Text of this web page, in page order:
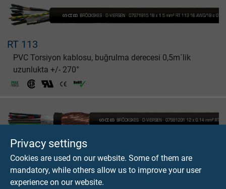
Privacy settings
Cookies are used on our website. Some of them are
mandatory, while others allow us to improve your user
experience on our website.
RT 113
PVC Torsiyon kablosu, buğrulma derecesi 0,5m´lik
uzunlukta +/- 270°
RT 113 D
PVC Torsiyon kablosu, bakır ekranlı, buğrulma derecesi
0,5m´lik uzunlukta +/- 270°